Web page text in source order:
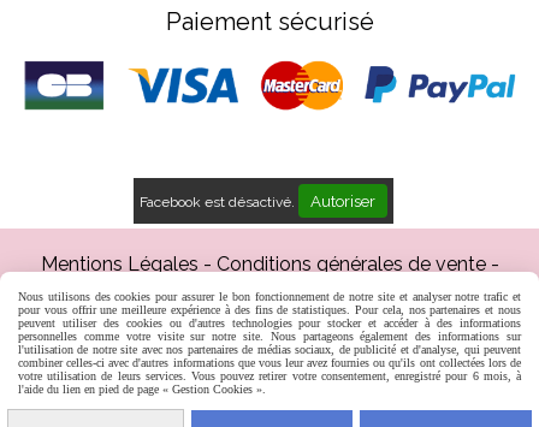
Paiement sécurisé
Facebook est désactivé. Autoriser
Mentions Légales
Conditions générales de vente
Gestion cookies
Mon Compte
Créer un site web
Inscription professionnels
Nous utilisons des cookies pour assurer le bon fonctionnement de notre site et analyser notre trafic et
pour vous offrir une meilleure expérience à des fins de statistiques. Pour cela, nos partenaires et nous
peuvent utiliser des cookies ou d'autres technologies pour stocker et accéder à des informations
personnelles comme votre visite sur notre site. Nous partageons également des informations sur
l'utilisation de notre site avec nos partenaires de médias sociaux, de publicité et d'analyse, qui peuvent
combiner celles-ci avec d'autres informations que vous leur avez fournies ou qu'ils ont collectées lors de
votre utilisation de leurs services. Vous pouvez retirer votre consentement, enregistré pour 6 mois, à
l'aide du lien en pied de page « Gestion Cookies ».